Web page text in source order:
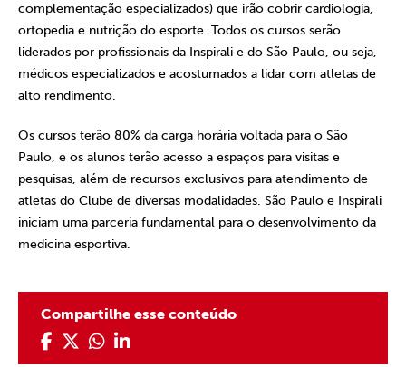
complementação especializados) que irão cobrir cardiologia,
ortopedia e nutrição do esporte. Todos os cursos serão
liderados por profissionais da Inspirali e do São Paulo, ou seja,
médicos especializados e acostumados a lidar com atletas de
alto rendimento.
Os cursos terão 80% da carga horária voltada para o São
Paulo, e os alunos terão acesso a espaços para visitas e
pesquisas, além de recursos exclusivos para atendimento de
atletas do Clube de diversas modalidades. São Paulo e Inspirali
iniciam uma parceria fundamental para o desenvolvimento da
medicina esportiva.
Compartilhe esse conteúdo